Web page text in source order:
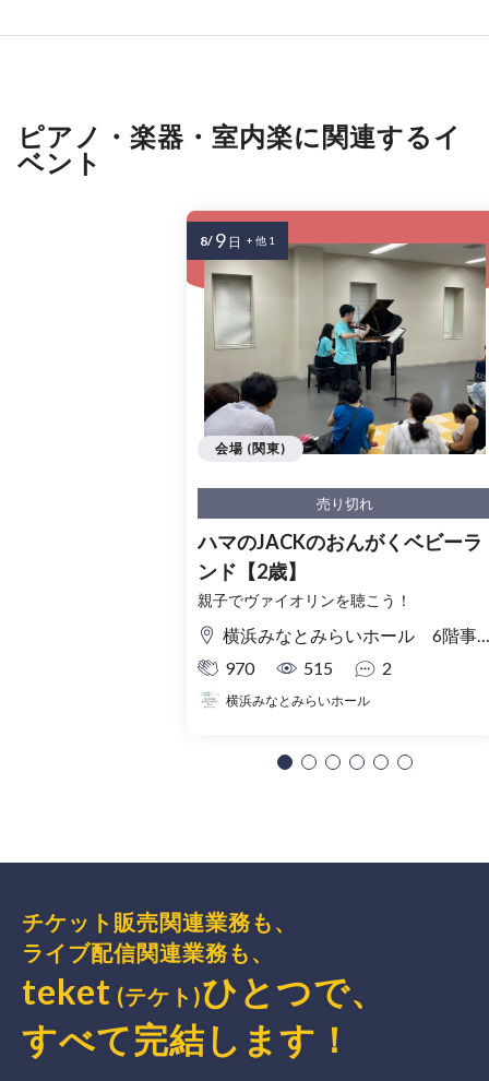
ピアノ・楽器・室内楽に関連するイ
ベント
売り切れ
ハマのJACKのおんがくベビーラ
ンド【2歳】
親子でヴァイオリンを聴こう！
横浜みなとみらいホール 6階事務室
970
515 2
横浜みなとみらいホール
会場 (関東)
8/ 9 日 + 他 1
チケット販売関連業務も、
ライブ配信関連業務も、
teket (テケト)ひとつで、
すべて完結 します ！